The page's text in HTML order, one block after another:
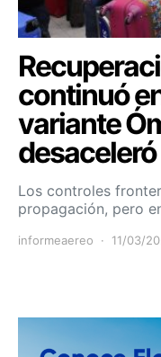
continuó
variante
desaceleró
Los controles
propagación, pero
informeaereo 11/03/